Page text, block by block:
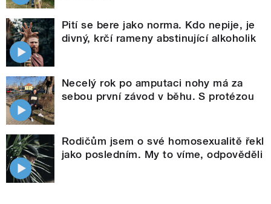
Pití se bere jako norma. Kdo nepije, je
divný, krčí rameny abstinující alkoholik
Necelý rok po amputaci nohy má za
sebou první závod v běhu. S protézou
Rodičům jsem o své homosexualitě řekl
jako posledním. My to víme, odpověděli